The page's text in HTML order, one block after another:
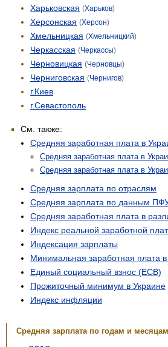
Харьковская (Харьков)
Херсонская (Херсон)
Хмельницкая (Хмельницкий)
Черкасская (Черкассы)
Черновицкая (Черновцы)
Черниговская (Чернигов)
г.Киев
г.Севастополь
См. также:
Средняя заработная плата в
Средняя заработная плата в
Средняя заработная плата в
Средняя зарплата по отраслям
Средняя зарплата по данным
Средняя заработная плата в
Индекс реальной заработной
Индексация зарплаты
Минимальная заработная плата
Единый социальный взнос (ЕСВ)
Прожиточный минимум в Украине
Индекс инфляции
Средняя зарплата по годам и месяцам